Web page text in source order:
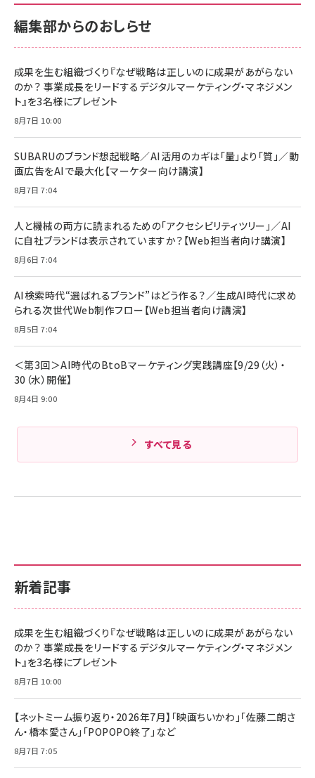
￥880
anan(アンアン)2026/06/24号 No.2500増刊
スペシャルエディション[王道エンタメの矜持／
￥1,100
anan(アンアン)2026/07/08号 No.2502[2026
￥880
ママ投資家が育休中に１億貯めた株式投資
組織の成果を最大化する ルールのデザイン
￥1,980
Amazonランキングをもっと見る
サポート正規品 メーカー保証5年 KLMEA128G
NIMASO ガラスフィルム iPhone 17 用 保護フィ
すい ガイド枠付き いPhone17 (6.3インチ) 対応
2枚セット DSP25F1698
￥1,599
￥6,980
全ワイヤレスイヤホン/アクティブノイズキャンセリ
技術基準適合】ブラック
￥5,990
ケーブル Anker絡まないケーブル 240W 結束バン
ド付き USB PD対応 シリコン素材採用 iPhone
17 / 16 / 15 / Galaxy iPad Pro MacBook
Pro/Air 各種対応 (1.8m ミッドナイトブラック)
￥1,890
サポート正規品 メーカー保証5年 KLMEA128G
Amazon eギフトカード - Amazonロゴ - クラ
￥5,000
Anker PowerLine III Flow USB-C & USB-C
Pro/Air 各種対応 (1.8m ミッドナイトブラック)
￥1,890
サッポロ 生ビール 黒ラベル 350ml 缶 24本 ビー
ル ケース買い【6/30応募〆切! 黒ラベルビヤセラー
￥4,857
新着記事
成果を生む組織づくり『なぜ戦略は正しいのに成果があがらない
のか？ 事業成長をリードするデジタルマーケティング・マネジメン
ト』を3名様にプレゼント
8月7日 10:00
【ネットミーム振り返り・2026年7月】「映画ちいかわ」「佐藤二朗さ
ん・橋本愛さん」「POPOPO終了」など
8月7日 7:05
編集部からのおしらせ
成果を生む組織づくり『なぜ戦略は正しいのに成果があがらない
のか？ 事業成長をリードするデジタルマーケティング・マネジメン
ト』を3名様にプレゼント
8月7日 10:00
SUBARUのブランド想起戦略／AI活用のカギは「量」より「質」／動
画広告をAIで最大化【マーケター向け講演】
8月7日 7:04
人と機械の両方に読まれるための「アクセシビリティツリー」／AI
に自社ブランドは表示されていますか？【Web担当者向け講演】
8月6日 7:04
AI検索時代“選ばれるブランド”はどう作る？／生成AI時代に求め
られる次世代Web制作フロー【Web担当者向け講演】
8月5日 7:04
＜第3回＞AI時代のBtoBマーケティング実践講座【9/29（火）・
30（水）開催】
8月4日 9:00
すべて見る